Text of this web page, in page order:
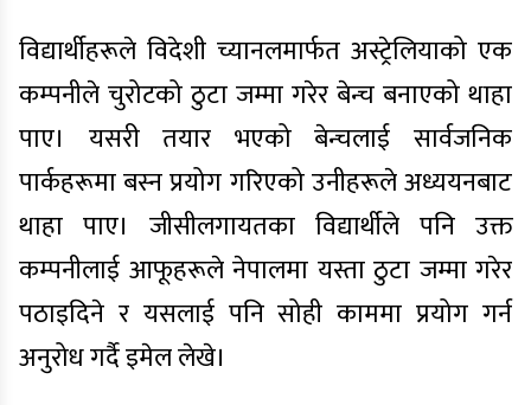
विद्यार्थीहरूले विदेशी च्यानलमार्फत अस्ट्रेलियाको एक
कम्पनीले चुरोटको ठुटा जम्मा गरेर बेन्च बनाएको थाहा
पाए। यसरी तयार भएको बेन्चलाई सार्वजनिक
पार्कहरूमा बस्न प्रयोग गरिएको उनीहरूले अध्ययनबाट
थाहा पाए। जीसीलगायतका विद्यार्थीले पनि उक्त
कम्पनीलाई आफूहरूले नेपालमा यस्ता ठुटा जम्मा गरेर
पठाइदिने र यसलाई पनि सोही काममा प्रयोग गर्न
अनुरोध गर्दै इमेल लेखे।